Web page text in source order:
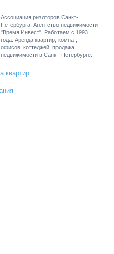
Ассоциация риэлторов Санкт-
Петербурга. Агентство недвижимости
"Время Инвест". Работаем с 1993
года. Аренда квартир, комнат,
офисов, коттеджей, продажа
недвижимости в Санкт-Петербурге.